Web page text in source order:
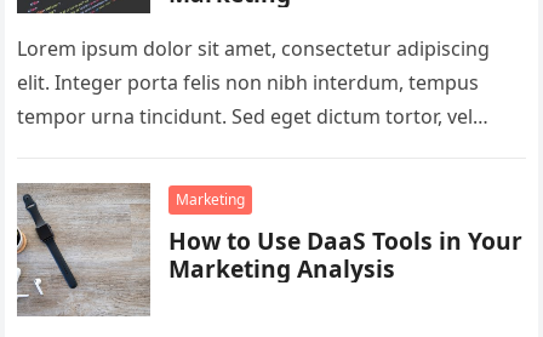
Lorem ipsum dolor sit amet, consectetur adipiscing
elit. Integer porta felis non nibh interdum, tempus
tempor urna tincidunt. Sed eget dictum tortor, vel
Marketing
How to Use DaaS Tools in Your
Marketing Analysis